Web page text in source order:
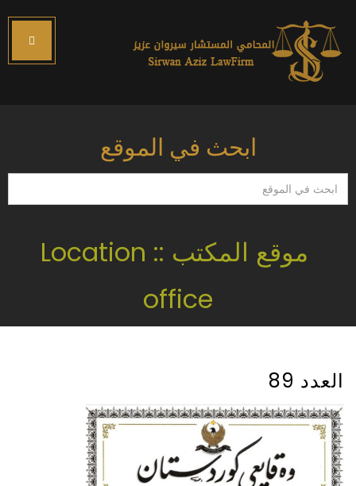
ابحث في الموقع
ابحث
في
موقع المكتب :: Location
office
العدد 89